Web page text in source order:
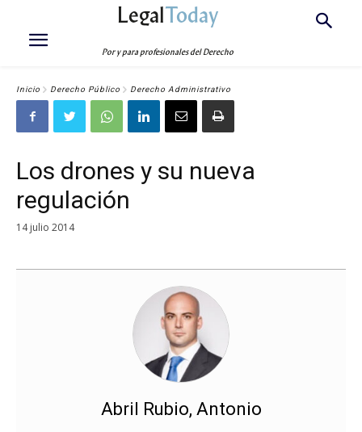
LegalToday
Por y para profesionales del Derecho
Inicio Derecho Público Derecho Administrativo
Los drones y su nueva
regulación
14 julio 2014
Abril Rubio, Antonio